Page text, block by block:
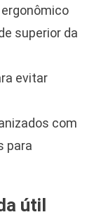
superior da
evitar
com
para
útil